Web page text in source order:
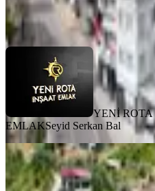
YENİ ROTA İNŞAAT EMLAK
Ara
YENİ ROTA
EMLAKSeyid Serkan Bal
MANZARALI
Yeni Rota
Ve Arsası